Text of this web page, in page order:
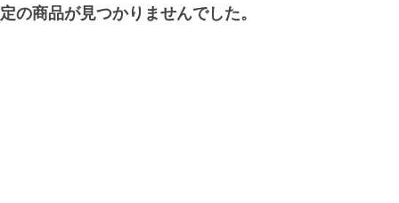
の商品が見つかりませんでした。